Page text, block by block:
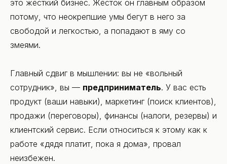
это жёсткий бизнес. Жёсток он главным образом
потому, что неокрепшие умы бегут в него за
свободой и легкостью, а попадают в яму со
змеями.
Главный сдвиг в мышлении: вы не «вольный
сотрудник», вы — предприниматель. У вас есть
продукт (ваши навыки), маркетинг (поиск клиентов),
продажи (переговоры), финансы (налоги, резервы) и
клиентский сервис. Если относиться к этому как к
работе «дядя платит, пока я дома», провал
неизбежен.